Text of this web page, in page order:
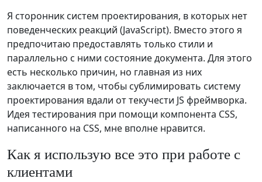
Я сторонник систем проектирования, в которых нет
поведенческих реакций (JavaScript). Вместо этого я
предпочитаю предоставлять только стили и
параллельно с ними состояние документа. Для этого
есть несколько причин, но главная из них
заключается в том, чтобы сублимировать систему
проектирования вдали от текучести JS фреймворка.
Идея тестирования при помощи компонента CSS,
написанного на CSS, мне вполне нравится.
Как я использую все это при работе с
клиентами